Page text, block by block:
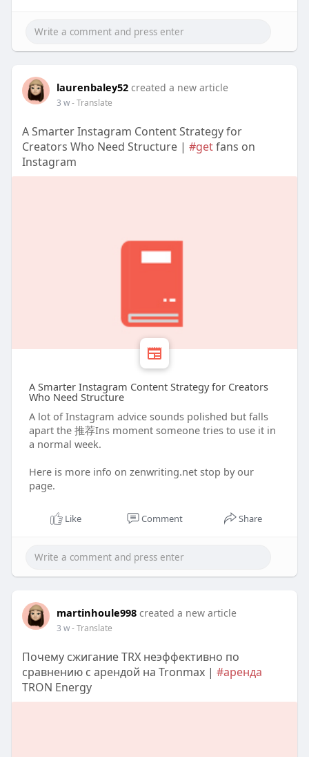
laurenbaley52 created a new article
3 w- Translate
A Smarter Instagram Content Strategy for
Creators Who Need Structure | #getfans on
Instagram
A Smarter Instagram Content Strategy for Creators
Who Need Structure
A lot of Instagram advice sounds polished but falls
apart the 推荐Ins moment someone tries to use it in
a normal week.
Here is more info on zenwriting.net stop by our
page.
Like Comment Share
martinhoule998 created a new article
3 w- Translate
Почему сжигание TRX неэффективно по
сравнению с арендой на Tronmax | #аренда
TRON Energy